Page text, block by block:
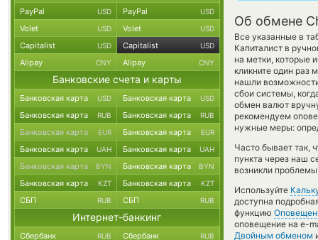
Об обмене
Все указанные в
Капиталист в
на метки, которые
кликните один раз
нашли
сбои системы,
обмен валют
рекомендуем
нужные меры:
Часто бывает так,
пункта через наш
возникли
Используйте
доступна
функцию
оповещение на e-
Двойным обменом
PayPal USD PayPal USD
Volet USD Volet USD
Capitalist USD Capitalist USD
Alipay CNY Alipay CNY
Банковские счета и карты
Банковская карта USD Банковская карта USD
Банковская карта RUB Банковская карта RUB
Банковская карта EUR Банковская карта EUR
Банковская карта UAH Банковская карта UAH
Банковская карта BYN Банковская карта BYN
Банковская карта KZT Банковская карта KZT
СБП RUB СБП RUB
Интернет-банкинг
Сбербанк RUB Сбербанк RUB